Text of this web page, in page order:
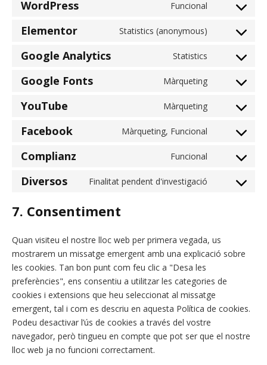
WordPress Funcional
Elementor Statistics (anonymous)
Google Analytics Statistics
Google Fonts Màrqueting
YouTube Màrqueting
Facebook Màrqueting, Funcional
Complianz Funcional
Diversos Finalitat pendent d'investigació
7. Consentiment
Quan visiteu el nostre lloc web per primera vegada, us
mostrarem un missatge emergent amb una explicació sobre
les cookies. Tan bon punt com feu clic a "Desa les
preferències", ens consentiu a utilitzar les categories de
cookies i extensions que heu seleccionat al missatge
emergent, tal i com es descriu en aquesta Política de cookies.
Podeu desactivar l’ús de cookies a través del vostre
navegador, però tingueu en compte que pot ser que el nostre
lloc web ja no funcioni correctament.